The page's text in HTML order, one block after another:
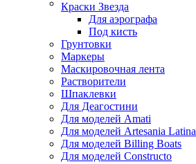
Краски Звезда
Для аэрографа
Под кисть
Грунтовки
Маркеры
Маскировочная лента
Растворители
Шпаклевки
Для Деагостини
Для моделей Amati
Для моделей Artesania Latina
Для моделей Billing Boats
Для моделей Constructo